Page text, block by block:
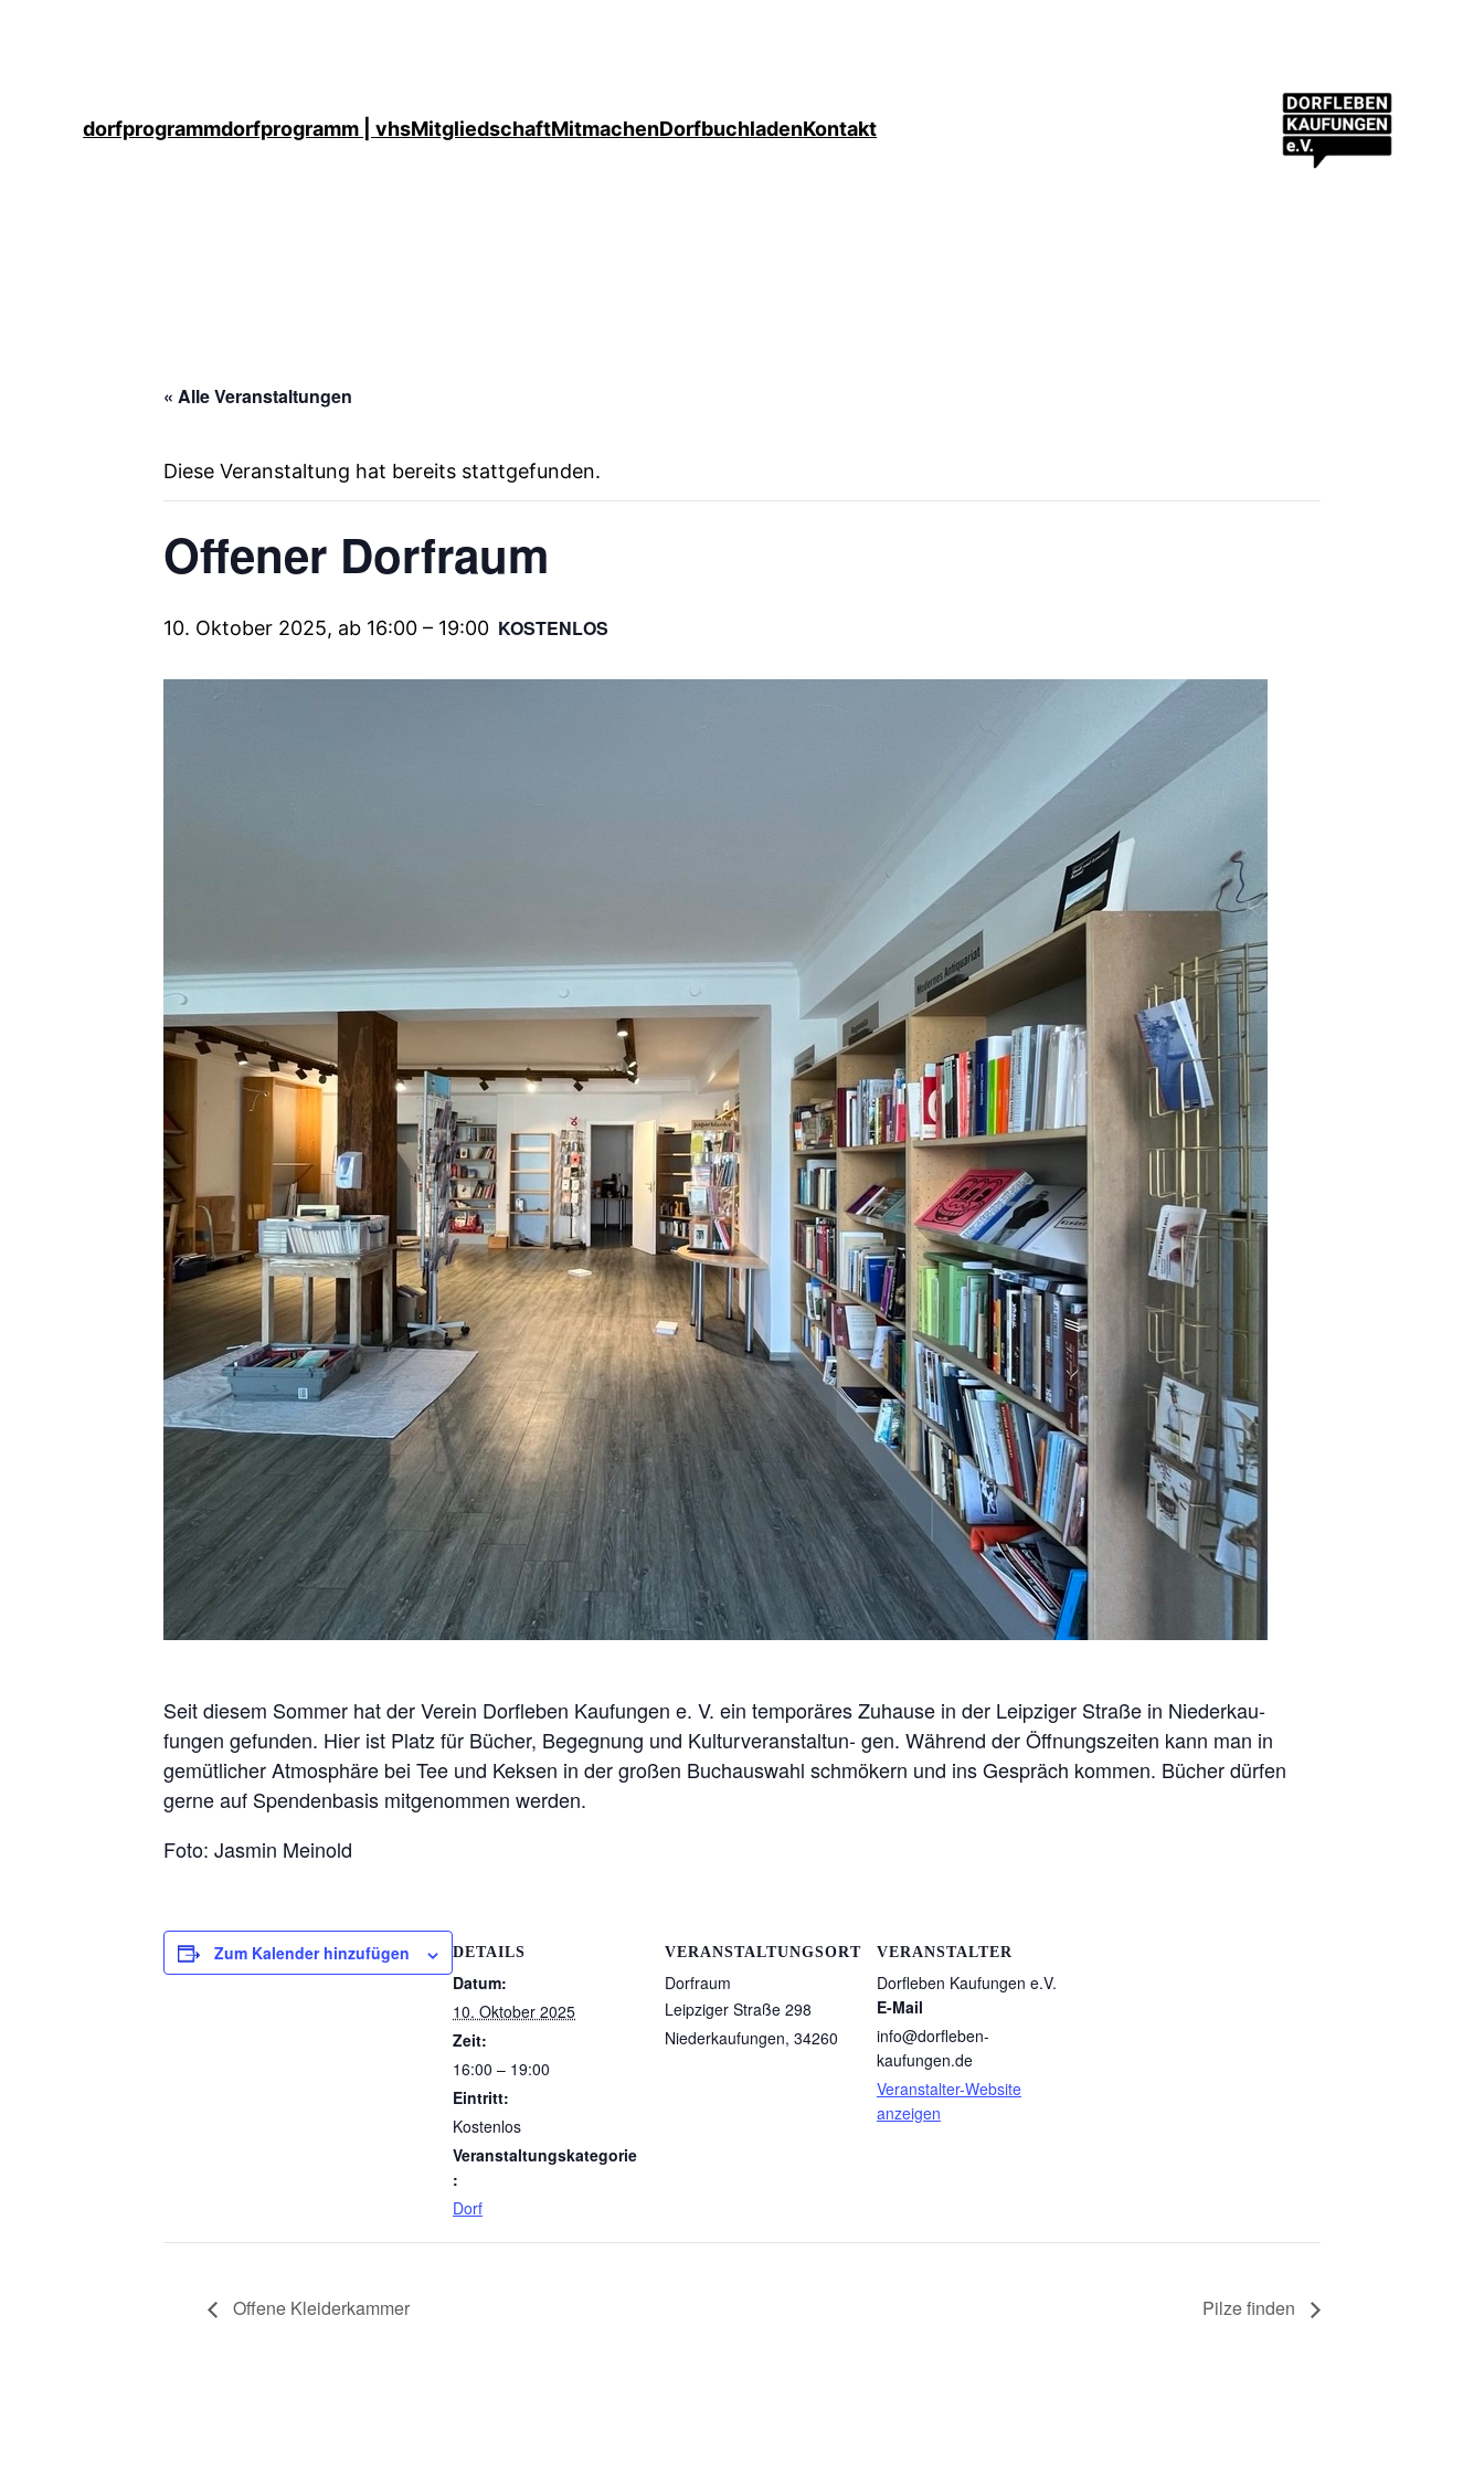
dorfprogrammdorfprogramm | vhsMitgliedschaftMitmachenDorfbuchladenKontakt
« Alle Veranstaltungen
Diese Veranstaltung hat bereits stattgefunden.
Offener Dorfraum
10. Oktober 2025, ab 16:00 – 19:00 KOSTENLOS
Seit diesem Sommer hat der Verein Dorfleben Kaufungen e. V. ein temporäres Zuhause in der Leipziger Straße in Niederkau-
fungen gefunden. Hier ist Platz für Bücher, Begegnung und Kulturveranstaltun- gen. Während der Öffnungszeiten kann man in
gemütlicher Atmosphäre bei Tee und Keksen in der großen Buchauswahl schmökern und ins Gespräch kommen. Bücher dürfen
gerne auf Spendenbasis mitgenommen werden.
Foto: Jasmin Meinold
Zum Kalender hinzufügen DETAILS
Datum:
10. Oktober 2025
Zeit:
16:00 – 19:00
Eintritt:
Kostenlos
Veranstaltungskategorie
:
Dorf
VERANSTALTUNGSORT
Dorfraum
Leipziger Straße 298
Niederkaufungen, 34260
VERANSTALTER
Dorfleben Kaufungen e.V.
E-Mail
info@dorfleben-
kaufungen.de
Veranstalter-Website
anzeigen
Offene Kleiderkammer Pilze finden